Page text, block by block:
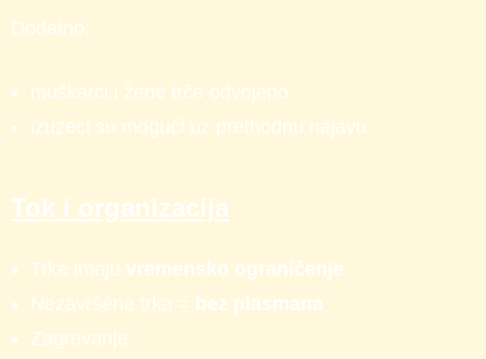
Dodatno:
muškarci i žene trče odvojeno
izuzeci su mogući uz prethodnu najavu
Tok i organizacija
Trke imaju vremensko ograničenje
Nezavršena trka = bez plasmana
Zagrevanje: